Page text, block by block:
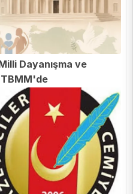
Dayanışma ve